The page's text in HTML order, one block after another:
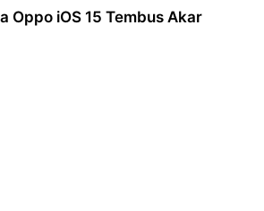
Oppo iOS 15 Tembus Akar